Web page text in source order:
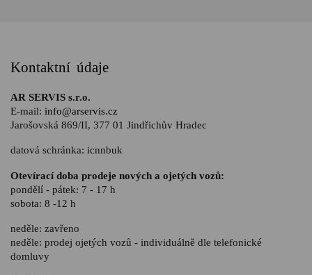
Kontaktní údaje
AR SERVIS s.r.o.
E-mail: info@arservis.cz
Jarošovská 869/II, 377 01 Jindřichův Hradec
datová schránka: icnnbuk
Otevírací doba prodeje nových a ojetých vozů:
pondělí - pátek: 7 - 17 h
sobota: 8 -12 h
neděle: zavřeno
neděle: prodej ojetých vozů - individuálně dle telefonické
domluvy